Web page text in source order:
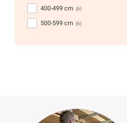
400-499 cm (6)
500-599 cm (6)